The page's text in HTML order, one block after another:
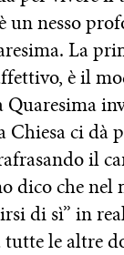
un nesso
La
è il
Quaresima
Chiesa ci dà
il
dico che
di sì” in
tutte le altre